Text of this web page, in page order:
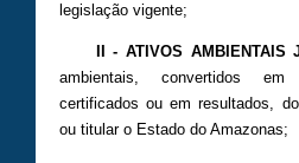
legislação vigente;
II - ATIVOS AMBIENTAIS
ambientais, convertidos em
certificados ou em resultados,
ou titular o Estado do Amazonas;